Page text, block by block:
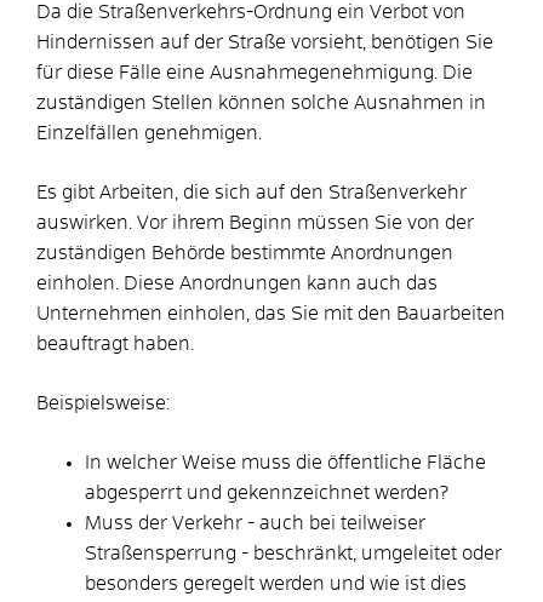
Da die Straßenverkehrs-Ordnung ein Verbot von
Hindernissen auf der Straße vorsieht, benötigen Sie
für diese Fälle eine Ausnahmegenehmigung. Die
zuständigen Stellen können solche Ausnahmen in
Einzelfällen genehmigen.
Es gibt Arbeiten, die sich auf den Straßenverkehr
auswirken. Vor ihrem Beginn müssen Sie von der
zuständigen Behörde bestimmte Anordnungen
einholen. Diese Anordnungen kann auch das
Unternehmen einholen, das Sie mit den Bauarbeiten
beauftragt haben.
Beispielsweise:
In welcher Weise muss die öffentliche Fläche
abgesperrt und gekennzeichnet werden?
Muss der Verkehr - auch bei teilweiser
Straßensperrung - beschränkt, umgeleitet oder
besonders geregelt werden und wie ist dies